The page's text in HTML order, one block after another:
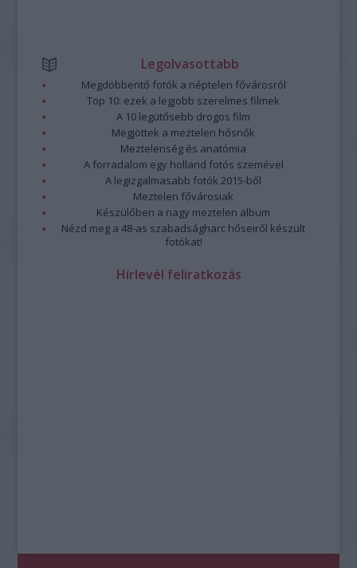
Legolvasottabb
Megdöbbentő fotók a néptelen fővárosról
Top 10: ezek a legjobb szerelmes filmek
A 10 legütősebb drogos film
Megjöttek a meztelen hősnők
Meztelenség és anatómia
A forradalom egy holland fotós szemével
A legizgalmasabb fotók 2015-ből
Meztelen fővárosiak
Készülőben a nagy meztelen album
Nézd meg a 48-as szabadságharc hőseiről készült
fotókat!
Hírlevél feliratkozás